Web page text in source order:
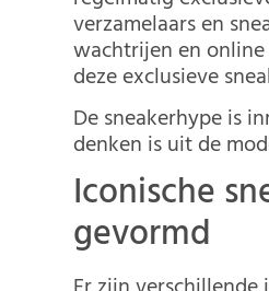
verzamelaars en
wachtrijen en
deze exclusieve
De sneakerhype is
denken is uit de
Iconische
gevormd